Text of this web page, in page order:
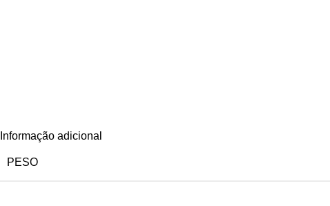
Informação adicional
PESO